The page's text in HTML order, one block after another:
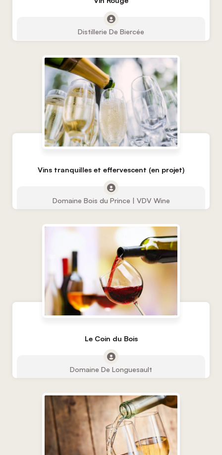
Distillerie De Biercée
Vins tranquilles et effervescent (en projet)
Domaine Bois du Prince | VDV Wine
Le Coin du Bois
Domaine De Longuesault